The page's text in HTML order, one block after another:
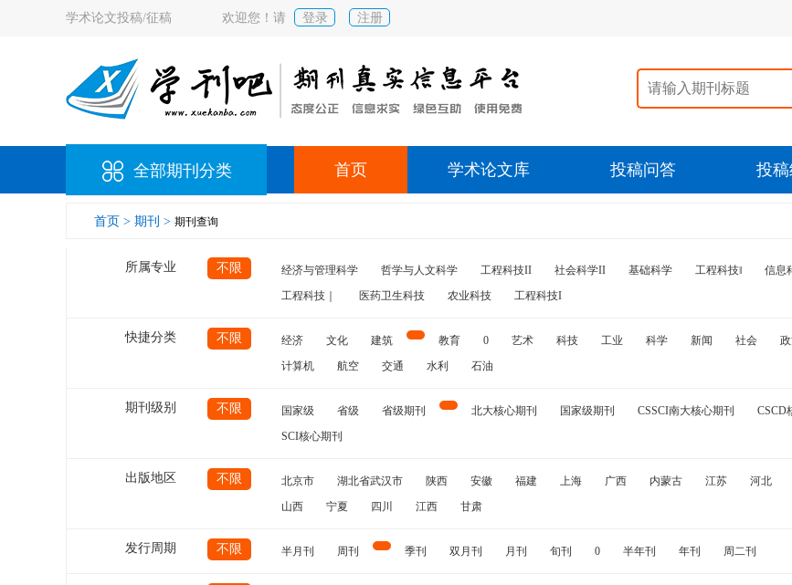
学术论文投稿/征稿 欢迎您！请 登录 注册
全部期刊分类 首页 学术论文库 投稿问答 投
首页 > 期刊 > 期刊查询
所属专业 不限 经济与管理科学 哲学与人文科学 工程科技II 社会科学II 基础科学 工程科技‖ 信息
工程科技｜
医药卫生科技 农业科技 工程科技I
快捷分类 不限 经济 文化 建筑 教育 0 艺术 科技 工业 科学 新闻 社会
计算机
航空 交通 水利 石油
期刊级别 不限 国家级 省级 省级期刊 北大核心期刊 国家级期刊 CSSCI南大核心期刊 CSCD
SCI核心期刊
出版地区 不限 北京市 湖北省武汉市 陕西 安徽 福建 上海 广西 内蒙古 江苏 河北
山西
宁夏 四川 江西 甘肃
发行周期 不限 半月刊 周刊 季刊 双月刊 月刊 旬刊 0 半年刊 年刊 周二刊